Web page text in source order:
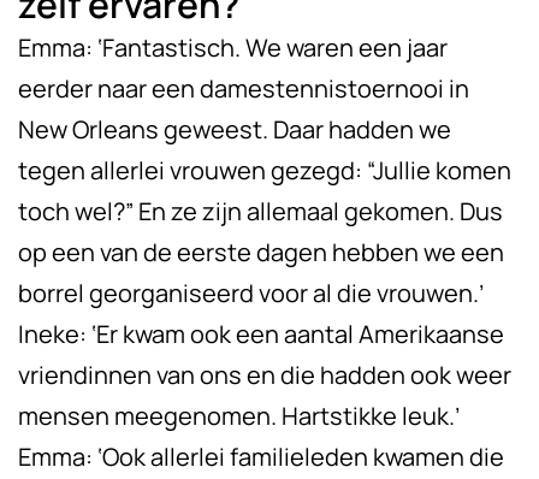
Emma: ‘Fantastisch. We waren een jaar
eerder naar een damestennistoernooi in
New Orleans geweest. Daar hadden we
tegen allerlei vrouwen gezegd: “Jullie komen
toch wel?” En ze zijn allemaal gekomen. Dus
op een van de eerste dagen hebben we een
borrel georganiseerd voor al die vrouwen.’
Ineke: ‘Er kwam ook een aantal Amerikaanse
vriendinnen van ons en die hadden ook weer
mensen meegenomen. Hartstikke leuk.’
Emma: ‘Ook allerlei familieleden kwamen die